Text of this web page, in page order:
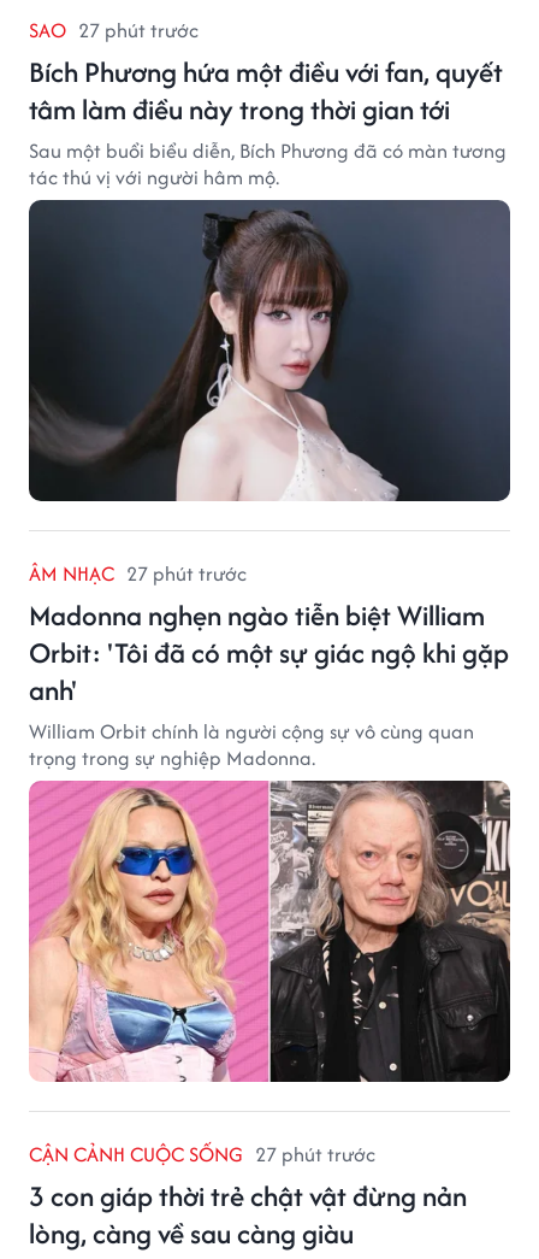
SAO 27 phút trước
Bích Phương hứa một điều với fan, quyết
tâm làm điều này trong thời gian tới
Sau một buổi biểu diễn, Bích Phương đã có màn tương
tác thú vị với người hâm mộ.
ÂM NHẠC 27 phút trước
Madonna nghẹn ngào tiễn biệt William
Orbit: 'Tôi đã có một sự giác ngộ khi gặp
anh'
William Orbit chính là người cộng sự vô cùng quan
trọng trong sự nghiệp Madonna.
CẬN CẢNH CUỘC SỐNG 27 phút trước
3 con giáp thời trẻ chật vật đừng nản
lòng, càng về sau càng giàu